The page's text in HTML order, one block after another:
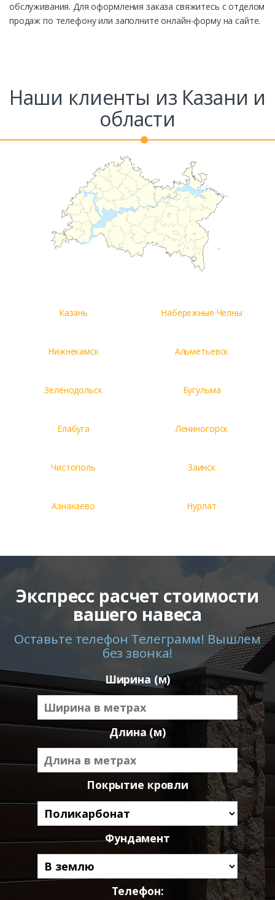
обслуживания. Для оформления заказа свяжитесь с отделом
продаж по телефону или заполните онлайн-форму на сайте.
Наши клиенты из Казани и
области
Казань Набережные Челны
Нижнекамск Альметьевск
Зеленодольск Бугульма
Елабуга Лениногорск
Чистополь Заинск
Азнакаево Нурлат
Экспресс расчет стоимости
вашего навеса
Оставьте телефон Телеграмм! Вышлем
без звонка!
Ширина (м)
Длина (м)
Покрытие кровли
Фундамент
Телефон: